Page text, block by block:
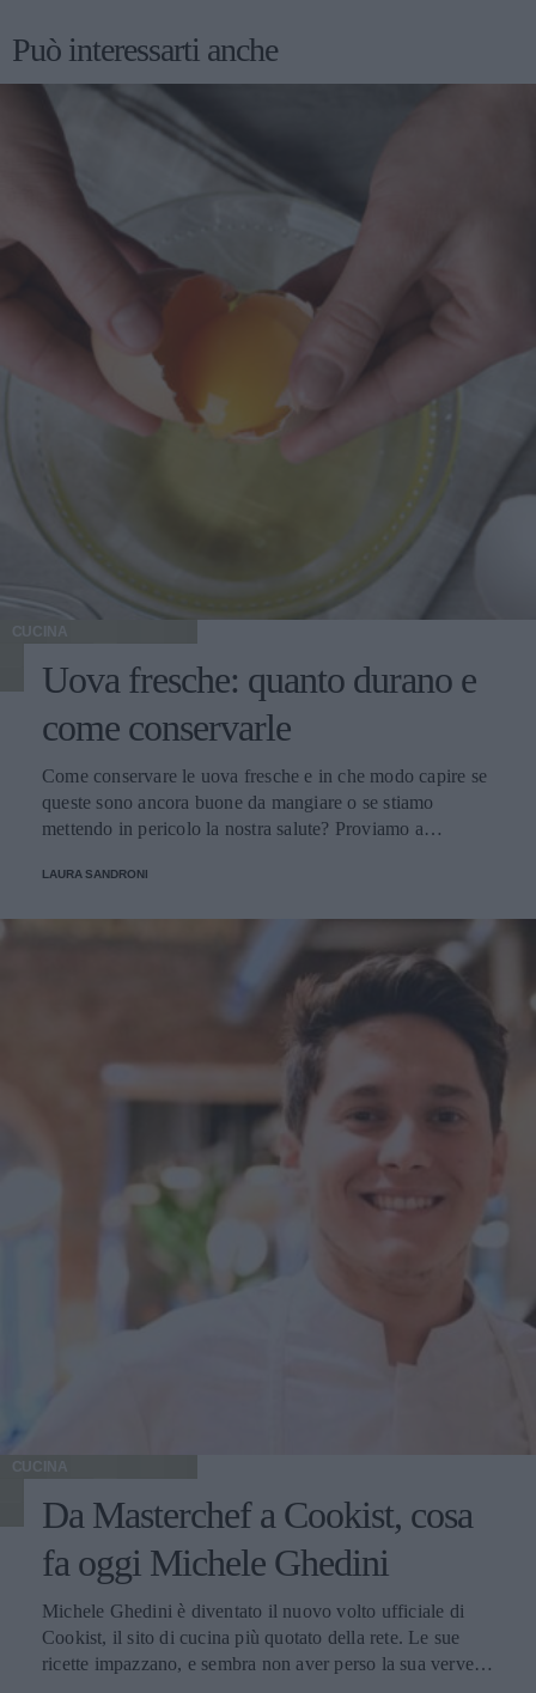
Può interessarti anche
CUCINA
Uova fresche: quanto durano e
come conservarle
Come conservare le uova fresche e in che modo capire se
queste sono ancora buone da mangiare o se stiamo
mettendo in pericolo la nostra salute? Proviamo a
LAURA SANDRONI
CUCINA
Da Masterchef a Cookist, cosa
fa oggi Michele Ghedini
Michele Ghedini è diventato il nuovo volto ufficiale di
Cookist, il sito di cucina più quotato della rete. Le sue
ricette impazzano, e sembra non aver perso la sua verve